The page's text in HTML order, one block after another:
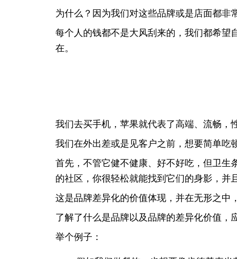
为什么？因为我们对这些品牌或是店面都非
每个人的钱都不是大风刮来的，我们都希望
在。
我们去买手机，苹果就代表了高端、流畅，
我们在外出差或是见客户之前，想要简单吃
首先，不管它健不健康、好不好吃，但卫生
的社区，你很轻松就能找到它们的身影，并
这是品牌差异化的价值体现，并在无形之中
了解了什么是品牌以及品牌的差异化价值，
举个例子：